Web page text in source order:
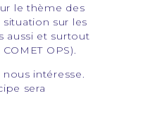
le thème des
sur les
aussi et surtout
OPS).
intéresse.
sera